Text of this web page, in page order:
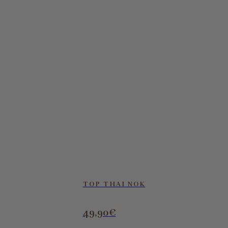
TOP THAI NOK
49,90€